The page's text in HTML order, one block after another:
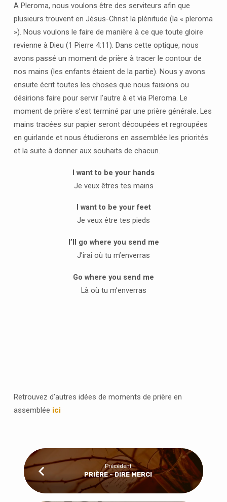
A Pleroma, nous voulons être des serviteurs afin que
plusieurs trouvent en Jésus-Christ la plénitude (la « pleroma
»). Nous voulons le faire de manière à ce que toute gloire
revienne à Dieu (1 Pierre 4:11). Dans cette optique, nous
avons passé un moment de prière à tracer le contour de
nos mains (les enfants étaient de la partie). Nous y avons
ensuite écrit toutes les choses que nous faisions ou
désirions faire pour servir l’autre à et via Pleroma. Le
moment de prière s’est terminé par une prière générale. Les
mains tracées sur papier seront découpées et regroupées
en guirlande et nous étudierons en assemblée les priorités
et la suite à donner aux souhaits de chacun.
I want to be your hands
Je veux êtres tes mains
I want to be your feet
Je veux être tes pieds
I’ll go where you send me
J’irai où tu m’enverras
Go where you send me
Là où tu m’enverras
Retrouvez d’autres idées de moments de prière en
assemblée ici
Précédent
PRIÈRE - DIRE MERCI